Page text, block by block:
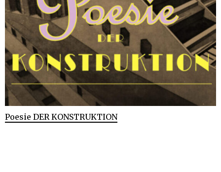
Poesie DER KONSTRUKTION